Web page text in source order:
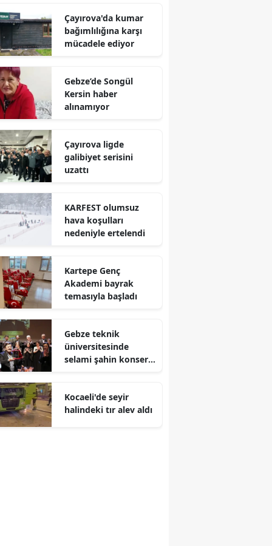
Mersin
İstanbul
Kars
Kayseri
Kırklareli
Kocaeli
Kütahya
Malatya
Kahramanmaraş
Mardin
Muğla
Muş
Çayırova'da kumar
bağımlılığına karşı
mücadele ediyor
Gebze’de Songül
Kersin haber
alınamıyor
Çayırova ligde
galibiyet serisini
uzattı
KARFEST olumsuz
hava koşulları
nedeniyle ertelendi
Kartepe Genç
Akademi bayrak
temasıyla başladı
Gebze teknik
üniversitesinde
selami şahin konseri
Kocaeli'de seyir
halindeki tır alev aldı